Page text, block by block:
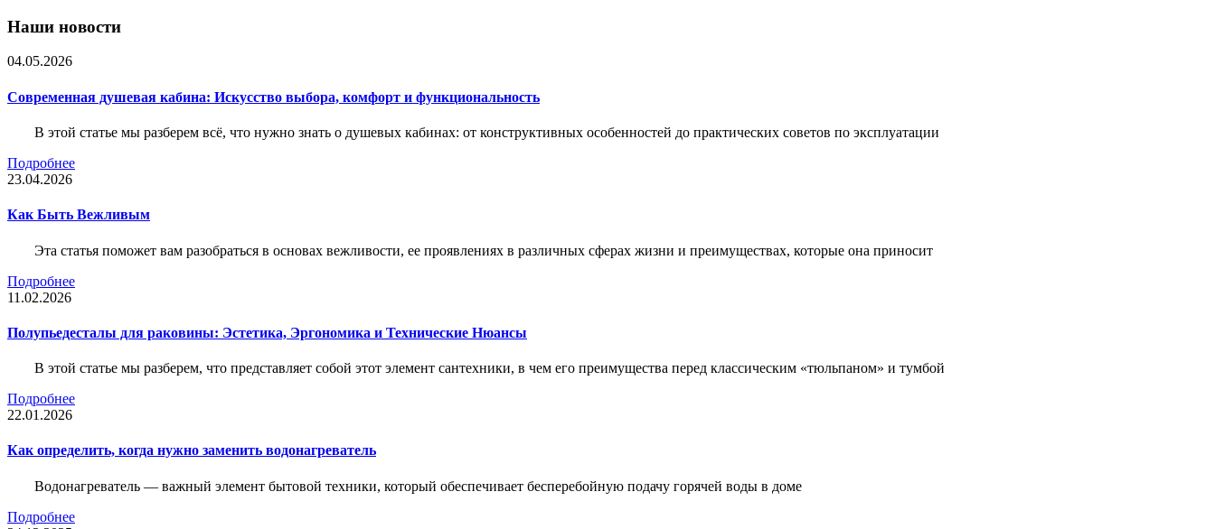
Наши новости
04.05.2026
Современная душевая кабина: Искусство выбора, комфорт и функциональность
В этой статье мы разберем всё, что нужно знать о душевых кабинах: от конструктивных особенностей до практических советов по эксплуатации
Подробнее
23.04.2026
Как Быть Вежливым
Эта статья поможет вам разобраться в основах вежливости, ее проявлениях в различных сферах жизни и преимуществах, которые она приносит
Подробнее
11.02.2026
Полупьедесталы для раковины: Эстетика, Эргономика и Технические Нюансы
В этой статье мы разберем, что представляет собой этот элемент сантехники, в чем его преимущества перед классическим «тюльпаном» и тумбой
Подробнее
22.01.2026
Как определить, когда нужно заменить водонагреватель
Водонагреватель — важный элемент бытовой техники, который обеспечивает бесперебойную подачу горячей воды в доме
Подробнее